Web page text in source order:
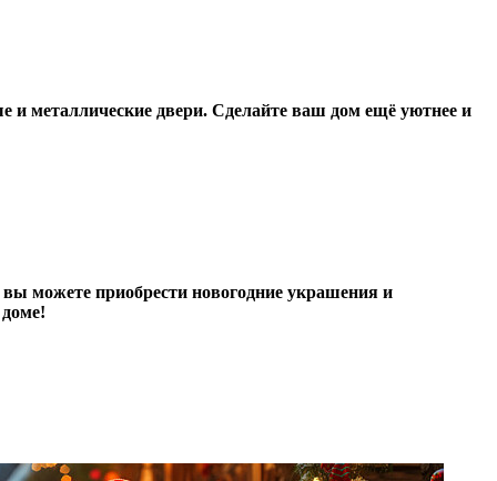
и металлические двери. Сделайте ваш дом ещё уютнее и
можете приобрести новогодние украшения и